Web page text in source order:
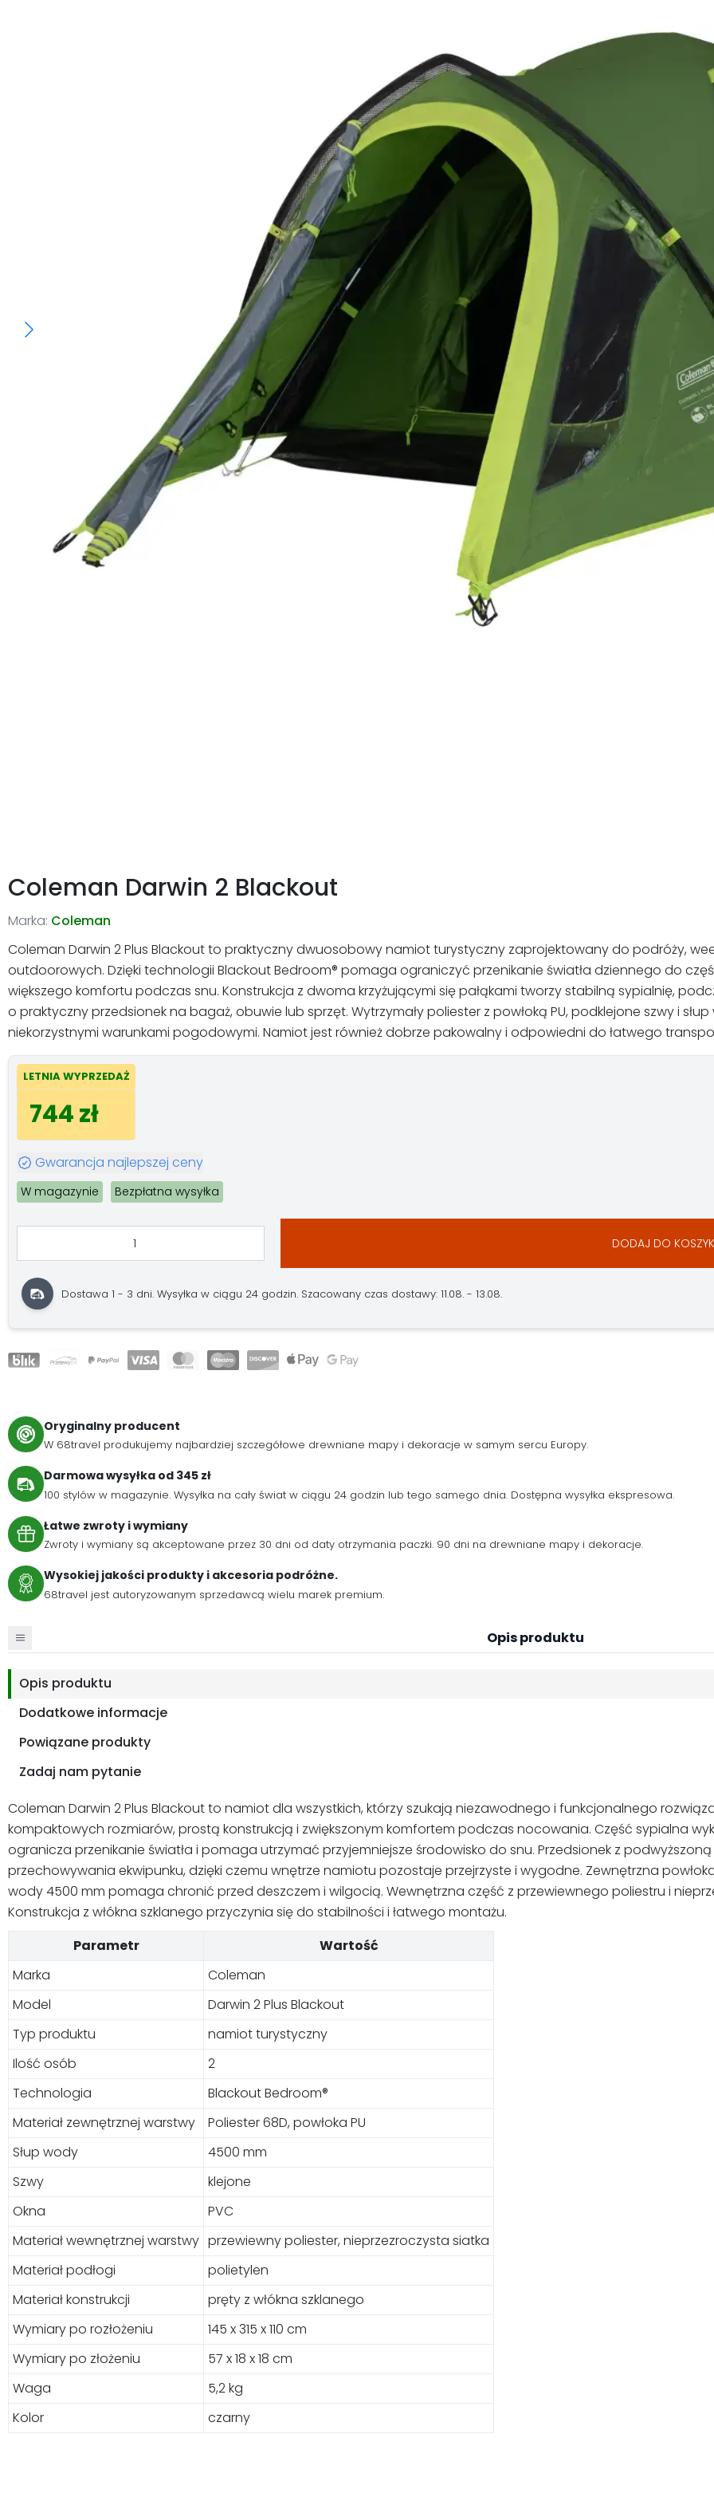
Coleman Darwin 2 Blackout
Marka: Coleman
Coleman Darwin 2 Plus Blackout to praktyczny dwuosobowy namiot turystyczny zaprojektowany do podróży,
outdoorowych. Dzięki technologii Blackout Bedroom® pomaga ograniczyć przenikanie światła dziennego do
większego komfortu podczas snu. Konstrukcja z dwoma krzyżującymi się pałąkami tworzy stabilną sypialnię,
o praktyczny przedsionek na bagaż, obuwie lub sprzęt. Wytrzymały poliester z powłoką PU, podklejone szwy i
niekorzystnymi warunkami pogodowymi. Namiot jest również dobrze pakowalny i odpowiedni do łatwego
LETNIA WYPRZEDAŻ
744 zł
Gwarancja najlepszej ceny
W magazynie Bezpłatna wysyłka
DODAJ DO
Dostawa 1 - 3 dni. Wysyłka w ciągu 24 godzin. Szacowany czas dostawy: 11.08. - 13.08.
Oryginalny producent
W 68travel produkujemy najbardziej szczegółowe drewniane mapy i dekoracje w samym sercu Europy.
Darmowa wysyłka od 345 zł
100 stylów w magazynie. Wysyłka na cały świat w ciągu 24 godzin lub tego samego dnia. Dostępna wysyłka ekspresowa.
Łatwe zwroty i wymiany
Zwroty i wymiany są akceptowane przez 30 dni od daty otrzymania paczki. 90 dni na drewniane mapy i dekoracje.
Wysokiej jakości produkty i akcesoria podróżne.
68travel jest autoryzowanym sprzedawcą wielu marek premium.
Opis produktu
Opis produktu
Dodatkowe informacje
Powiązane produkty
Zadaj nam pytanie
Coleman Darwin 2 Plus Blackout to namiot dla wszystkich, którzy szukają niezawodnego i funkcjonalnego
kompaktowych rozmiarów, prostą konstrukcją i zwiększonym komfortem podczas nocowania. Część sypialna
ogranicza przenikanie światła i pomaga utrzymać przyjemniejsze środowisko do snu. Przedsionek z
przechowywania ekwipunku, dzięki czemu wnętrze namiotu pozostaje przejrzyste i wygodne. Zewnętrzna powłoka
wody 4500 mm pomaga chronić przed deszczem i wilgocią. Wewnętrzna część z przewiewnego poliestru i
Konstrukcja z włókna szklanego przyczynia się do stabilności i łatwego montażu.
Parametr
Wartość
Marka
Coleman
Model
Darwin 2 Plus Blackout
Typ produktu
namiot turystyczny
Ilość osób
2
Technologia
Blackout Bedroom®
Materiał zewnętrznej warstwy
Poliester 68D, powłoka PU
Słup wody
4500 mm
Szwy
klejone
Okna
PVC
Materiał wewnętrznej warstwy przewiewny poliester, nieprzezroczysta siatka
Materiał podłogi
polietylen
Materiał konstrukcji
pręty z włókna szklanego
Wymiary po rozłożeniu
145 x 315 x 110 cm
Wymiary po złożeniu
57 x 18 x 18 cm
Waga
5,2 kg
Kolor
czarny